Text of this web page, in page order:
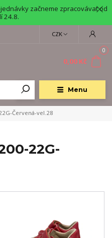
začneme zpracovávat od
24.8.
Menu
CZK
0
0,00 Kč
Červená-vel.28
22G-